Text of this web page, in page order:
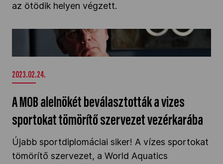
az ötödik helyen végzett.
A MOB alelnökét beválasztották a vizes
sportokat tömörítő szervezet vezérkarába" />
2023.02.24.
A MOB alelnökét beválasztották a vizes
sportokat tömörítő szervezet vezérkarába
Újabb sportdiplomáciai siker! A vízes sportokat
tömörítő szervezet, a World Aquatics